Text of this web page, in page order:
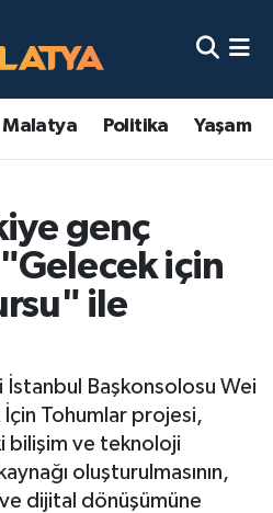
Malatya Politika Yaşam
genç
için
ile
Başkonsolosu Wei
Tohumlar projesi,
bilişim ve teknoloji
oluşturulmasının,
dijital dönüşümüne
Haritası
Durumu ve Fikstür